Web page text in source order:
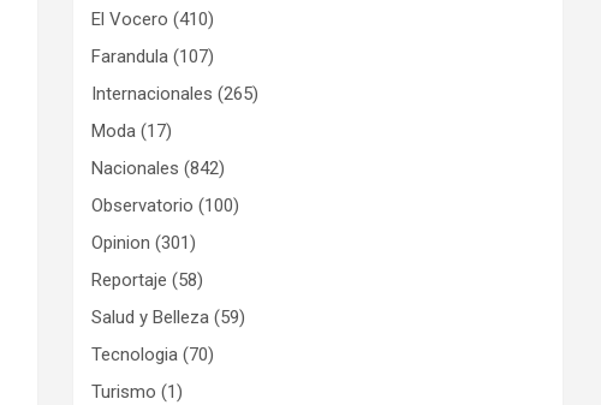
El Vocero (410)
Farandula (107)
Internacionales (265)
Moda (17)
Nacionales (842)
Observatorio (100)
Opinion (301)
Reportaje (58)
Salud y Belleza (59)
Tecnologia (70)
Turismo (1)